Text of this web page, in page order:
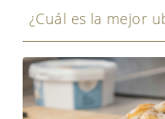
¿Cuál es la mejor